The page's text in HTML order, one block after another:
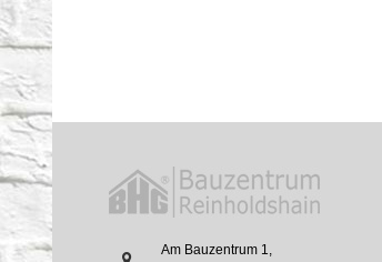
Am Bauzentrum 1,